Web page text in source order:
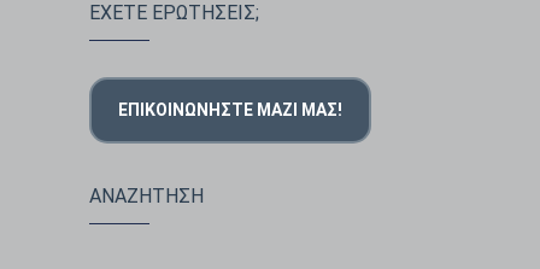
ΕΧΕΤΕ ΕΡΩΤΗΣΕΙΣ;
ΕΠΙΚΟΙΝΩΝΉΣΤΕ ΜΑΖΊ ΜΑΣ!
ΑΝΑΖΗΤΗΣΗ